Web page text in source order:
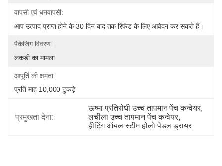
वापसी एवं धनवापसी:
आप उत्पाद प्राप्त होने के 30 दिन बाद तक रिफंड के लिए आवेदन कर सकते हैं।
पैकेजिंग विवरण:
लकड़ी का मामला
आपूर्ति की क्षमता:
प्रति माह 10,000 टुकड़े
प्रमुखता देना:
ऊष्मा प्रतिरोधी उच्च तापमान पेंच कन्वेयर,
लचीला उच्च तापमान पेंच कन्वेयर,
हीटिंग ऑयल स्टीम होलो पेडल ड्रायर